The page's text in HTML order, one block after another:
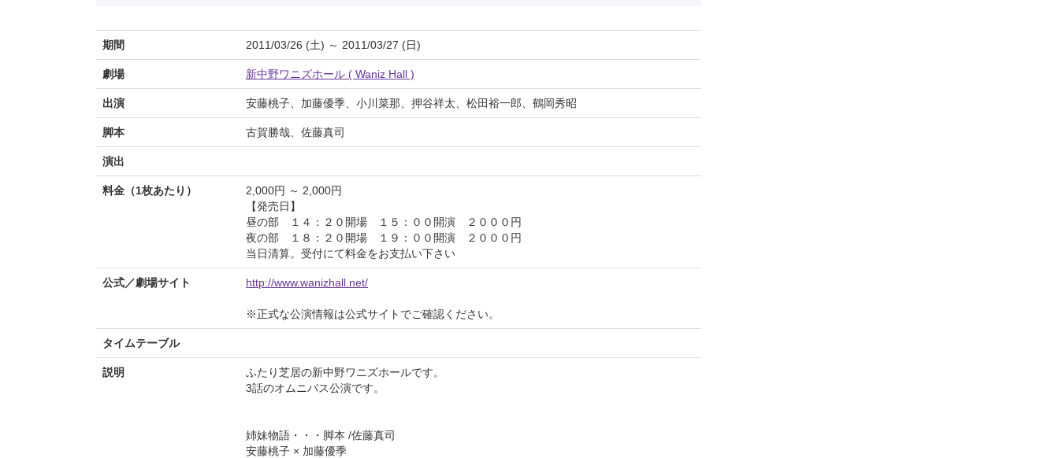
期間 2011/03/26 (土) ～ 2011/03/27 (日)
劇場 新中野ワニズホール ( Waniz Hall )
出演 安藤桃子、加藤優季、小川菜那、押谷祥太、松田裕一郎、鶴岡秀昭
脚本 古賀勝哉、佐藤真司
演出
料金（1枚あたり）
2,000円 ～ 2,000円
【発売日】
昼の部 １４：２０開場 １５：００開演 ２０００円
夜の部 １８：２０開場 １９：００開演 ２０００円
当日清算。受付にて料金をお支払い下さい
公式／劇場サイト http://www.wanizhall.net/
※正式な公演情報は公式サイトでご確認ください。
タイムテーブル
説明
ふたり芝居の新中野ワニズホールです。
3話のオムニバス公演です。
姉妹物語・・・脚本 /佐藤真司
安藤桃子 × 加藤優季